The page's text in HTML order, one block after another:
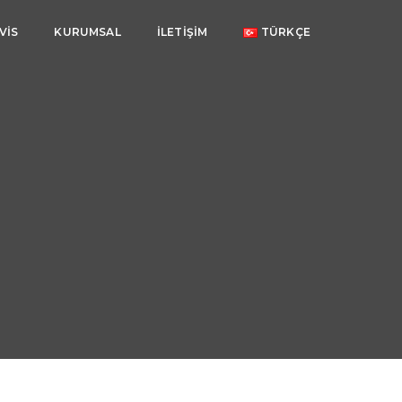
KURUMSAL İLETIŞIM TÜRKÇE